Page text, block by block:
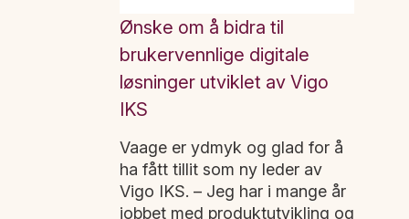
Ønske om å bidra til
brukervennlige digitale
løsninger utviklet av Vigo
IKS
Vaage er ydmyk og glad for å
ha fått tillit som ny leder av
Vigo IKS. – Jeg har i mange år
jobbet med produktutvikling og